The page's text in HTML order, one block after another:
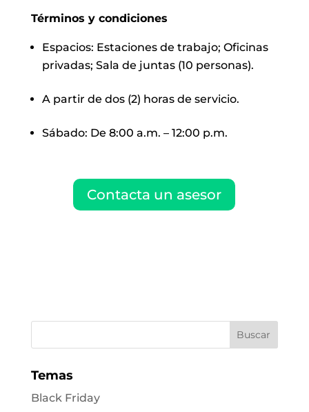
Términos y condiciones
Espacios: Estaciones de trabajo; Oficinas
privadas; Sala de juntas (10 personas).
A partir de dos (2) horas de servicio.
Sábado: De 8:00 a.m. – 12:00 p.m.
Contacta un asesor
Temas
Black Friday